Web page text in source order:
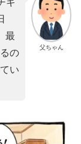
父ちゃん
ギ
最
の
い